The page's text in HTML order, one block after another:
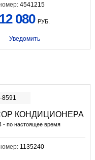
4541215
12 080 РУБ.
Уведомить
КОНДИЦИОНЕРА
- по настоящее время
1135240